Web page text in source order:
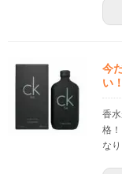
今
い！
香
格
な